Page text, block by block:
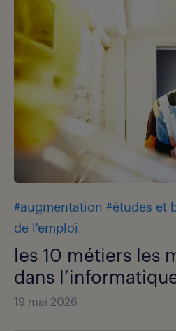
#augmentation #études et
de l'emploi
les 10 métiers les
dans
19 mai 2026